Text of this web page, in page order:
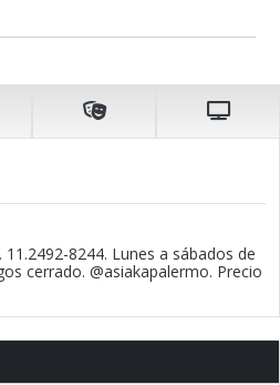
8244. Lunes a sábados de
cerrado. @asiakapalermo. Precio